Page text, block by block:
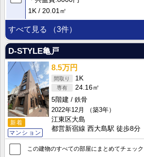
1K
20.01㎡
すべて見る （3件）
D-STYLE亀戸
新着
マンション
8.5万円
1K
24.16㎡
5階建
鉄骨
2022年12月
（築3年）
江東区大島
都営新宿線 西大島駅 徒歩8分
この建物のすべての部屋にまとめてチェック